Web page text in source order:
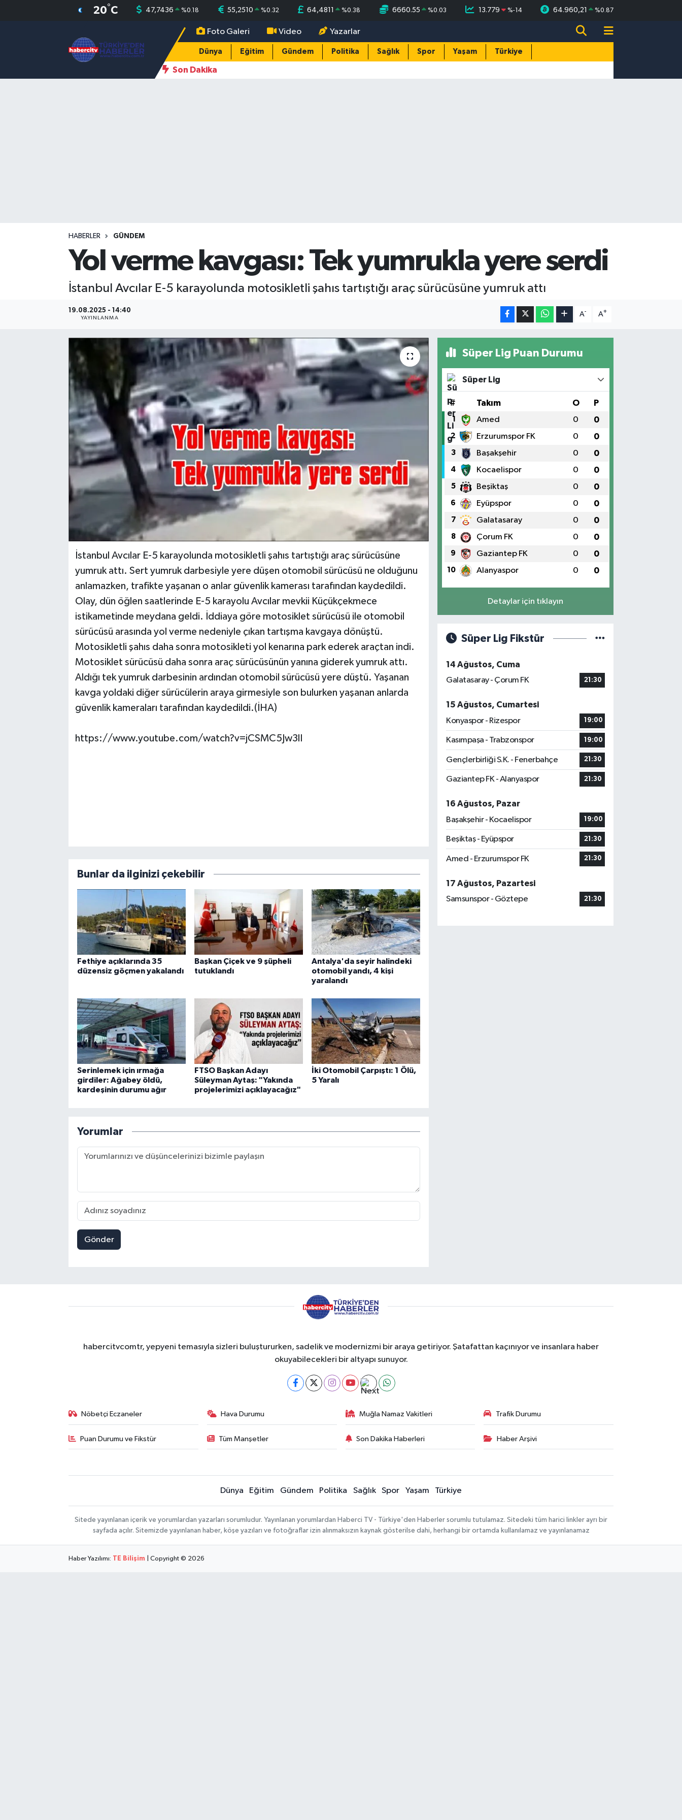
20°C 47,7436 %0.18 55,2510 %0.32 64,4811 %0.38 6660.55 %0.03 13.779 %-14 64.960,21 %0.87
Foto Galeri Video Yazarlar
Dünya Eğitim Gündem Politika Sağlık Spor Yaşam Türkiye
Son Dakika
HABERLER GÜNDEM
Yol verme kavgası: Tek yumrukla yere serdi
İstanbul Avcılar E-5 karayolunda motosikletli şahıs tartıştığı araç sürücüsüne yumruk attı
19.08.2025 - 14:40
YAYINLANMA
A- A+
İstanbul Avcılar E-5 karayolunda motosikletli şahıs tartıştığı araç sürücüsüne
yumruk attı. Sert yumruk darbesiyle yere düşen otomobil sürücüsü ne olduğunu
anlamazken, trafikte yaşanan o anlar güvenlik kamerası tarafından kaydedildi.
Olay, dün öğlen saatlerinde E-5 karayolu Avcılar mevkii Küçükçekmece
istikametinde meydana geldi. İddiaya göre motosiklet sürücüsü ile otomobil
sürücüsü arasında yol verme nedeniyle çıkan tartışma kavgaya dönüştü.
Motosikletli şahıs daha sonra motosikleti yol kenarına park ederek araçtan indi.
Motosiklet sürücüsü daha sonra araç sürücüsünün yanına giderek yumruk attı.
Aldığı tek yumruk darbesinin ardından otomobil sürücüsü yere düştü. Yaşanan
kavga yoldaki diğer sürücülerin araya girmesiyle son bulurken yaşanan anlarda
güvenlik kameraları tarafından kaydedildi.(İHA)
https://www.youtube.com/watch?v=jCSMC5Jw3lI
Bunlar da ilginizi çekebilir
Fethiye açıklarında 35
düzensiz göçmen yakalandı
Başkan Çiçek ve 9 şüpheli
tutuklandı
Antalya'da seyir halindeki
otomobil yandı, 4 kişi
yaralandı
Serinlemek için ırmağa
girdiler: Ağabey öldü,
kardeşinin durumu ağır
FTSO Başkan Adayı
Süleyman Aytaş: "Yakında
projelerimizi açıklayacağız"
İki Otomobil Çarpıştı: 1 Ölü,
5 Yaralı
Yorumlar
Gönder
Süper Lig Puan Durumu
Süper Lig
# Takım O P
1 Amed 0 0
2 Erzurumspor FK 0 0
3 Başakşehir 0 0
4 Kocaelispor 0 0
5 Beşiktaş 0 0
6 Eyüpspor 0 0
7 Galatasaray 0 0
8 Çorum FK 0 0
9 Gaziantep FK 0 0
10 Alanyaspor 0 0
Detaylar için tıklayın
Süper Lig Fikstür
14 Ağustos, Cuma
Galatasaray - Çorum FK
21:30
15 Ağustos, Cumartesi
Konyaspor - Rizespor
19:00
Kasımpaşa - Trabzonspor 19:00
Gençlerbirliği S.K. - Fenerbahçe 21:30
Gaziantep FK - Alanyaspor 21:30
16 Ağustos, Pazar
Başakşehir - Kocaelispor
19:00
Beşiktaş - Eyüpspor 21:30
Amed - Erzurumspor FK 21:30
17 Ağustos, Pazartesi
Samsunspor - Göztepe
21:30
habercitvcomtr, yepyeni temasıyla sizleri buluştururken, sadelik ve modernizmi bir araya getiriyor. Şatafattan kaçınıyor ve insanlara haber
okuyabilecekleri bir altyapı sunuyor.
Nöbetçi Eczaneler Hava Durumu Muğla Namaz Vakitleri Trafik Durumu
Puan Durumu ve Fikstür Tüm Manşetler Son Dakika Haberleri Haber Arşivi
Dünya Eğitim Gündem Politika Sağlık Spor Yaşam Türkiye
Sitede yayınlanan içerik ve yorumlardan yazarları sorumludur. Yayınlanan yorumlardan Haberci TV - Türkiye'den Haberler sorumlu tutulamaz. Sitedeki tüm harici linkler ayrı bir
sayfada açılır. Sitemizde yayınlanan haber, köşe yazıları ve fotoğraflar izin alınmaksızın kaynak gösterilse dahi, herhangi bir ortamda kullanılamaz ve yayınlanamaz
Haber Yazılımı: TE Bilişim | Copyright © 2026
Nöbetçi Eczaneler
Hava Durumu